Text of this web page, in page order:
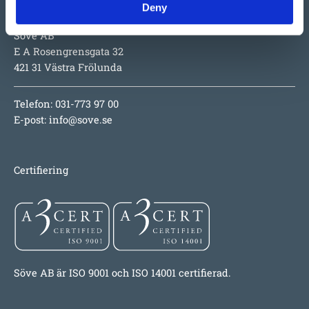
Deny
Söve AB
E A Rosengrensgata 32
421 31 Västra Frölunda
Telefon: 031-773 97 00
E-post: info@sove.se
Certifiering
Söve AB är ISO 9001 och ISO 14001 certifierad.